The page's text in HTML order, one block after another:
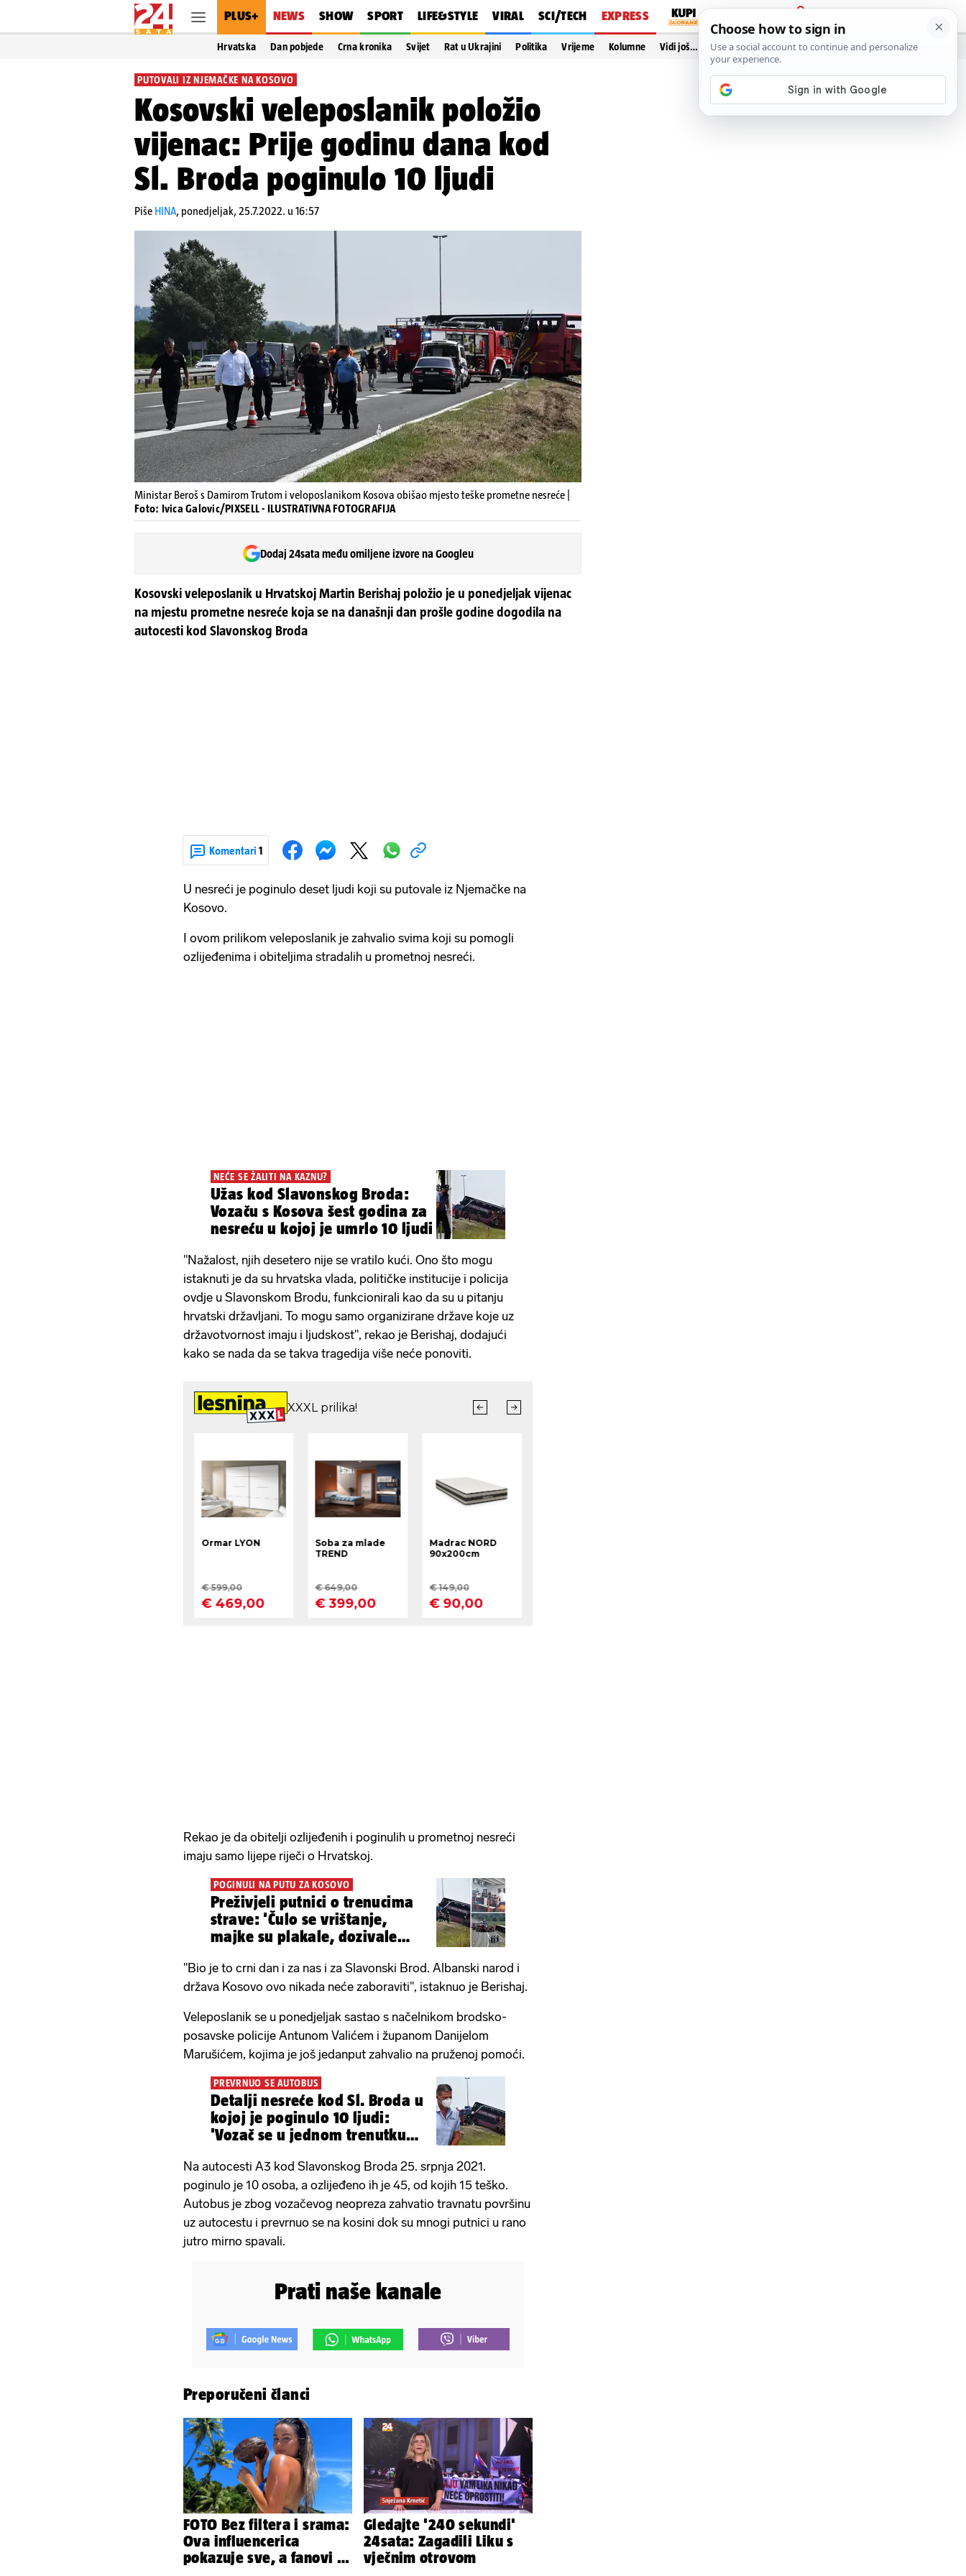
PLUS+ NEWS SHOW SPORT LIFE&STYLE VIRAL SCI/TECH EXPRESS
PRIJAVA
Hrvatska Dan pobjede Crna kronika Svijet Rat u Ukrajini Politika Vrijeme Kolumne Vidi još…
PUTOVALI IZ NJEMAČKE NA KOSOVO
Kosovski veleposlanik položio
vijenac: Prije godinu dana kod
Sl. Broda poginulo 10 ljudi
Piše HINA, ponedjeljak, 25.7.2022. u 16:57
Ministar Beroš s Damirom Trutom i veloposlanikom Kosova obišao mjesto teške prometne nesreće |
Foto: Ivica Galovic/PIXSELL - ILUSTRATIVNA FOTOGRAFIJA
Dodaj 24sata među omiljene izvore na Googleu
Kosovski veleposlanik u Hrvatskoj Martin Berishaj položio je u ponedjeljak vijenac
na mjestu prometne nesreće koja se na današnji dan prošle godine dogodila na
autocesti kod Slavonskog Broda
Komentari 1
U nesreći je poginulo deset ljudi koji su putovale iz Njemačke na
Kosovo.
I ovom prilikom veleposlanik je zahvalio svima koji su pomogli
ozlijeđenima i obiteljima stradalih u prometnoj nesreći.
NEĆE SE ŽALITI NA KAZNU?
Užas kod Slavonskog Broda:
Vozaču s Kosova šest godina za
nesreću u kojoj je umrlo 10 ljudi
"Nažalost, njih desetero nije se vratilo kući. Ono što mogu
istaknuti je da su hrvatska vlada, političke institucije i policija
ovdje u Slavonskom Brodu, funkcionirali kao da su u pitanju
hrvatski državljani. To mogu samo organizirane države koje uz
državotvornost imaju i ljudskost", rekao je Berishaj, dodajući
kako se nada da se takva tragedija više neće ponoviti.
Rekao je da obitelji ozlijeđenih i poginulih u prometnoj nesreći
imaju samo lijepe riječi o Hrvatskoj.
POGINULI NA PUTU ZA KOSOVO
Preživjeli putnici o trenucima
strave: 'Čulo se vrištanje,
majke su plakale, dozivale
"Bio je to crni dan i za nas i za Slavonski Brod. Albanski narod i
država Kosovo ovo nikada neće zaboraviti", istaknuo je Berishaj.
Veleposlanik se u ponedjeljak sastao s načelnikom brodsko-
posavske policije Antunom Valićem i županom Danijelom
Marušićem, kojima je još jedanput zahvalio na pruženoj pomoći.
PREVRNUO SE AUTOBUS
Detalji nesreće kod Sl. Broda u
kojoj je poginulo 10 ljudi:
'Vozač se u jednom trenutku
Na autocesti A3 kod Slavonskog Broda 25. srpnja 2021.
poginulo je 10 osoba, a ozlijeđeno ih je 45, od kojih 15 teško.
Autobus je zbog vozačevog neopreza zahvatio travnatu površinu
uz autocestu i prevrnuo se na kosini dok su mnogi putnici u rano
jutro mirno spavali.
Prati naše kanale
Preporučeni članci
FOTO Bez filtera i srama:
Ova influencerica
pokazuje sve, a fanovi je
Gledajte '240 sekundi'
24sata: Zagadili Liku s
vječnim otrovom